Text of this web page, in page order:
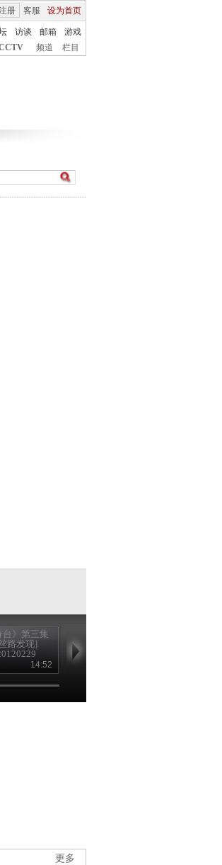
客服 设为首页
册
访谈 邮箱
游戏
频道 栏目
台》第三集
路发现]
14:52
更多